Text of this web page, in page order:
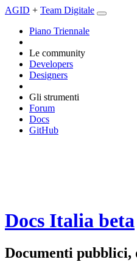
AGID + Team Digitale
Piano Triennale
Le community
Developers
Designers
Gli strumenti
Forum
Docs
GitHub
Docs Italia beta
Documenti pubblici,